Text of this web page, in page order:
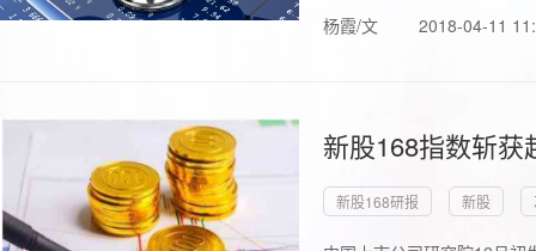
杨霞/文 2018-04-11
新股168指数斩
新股168研报 新股